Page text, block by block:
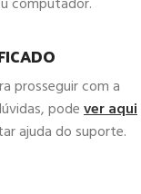
prosseguir com a
podever aqui
ajuda do suporte.